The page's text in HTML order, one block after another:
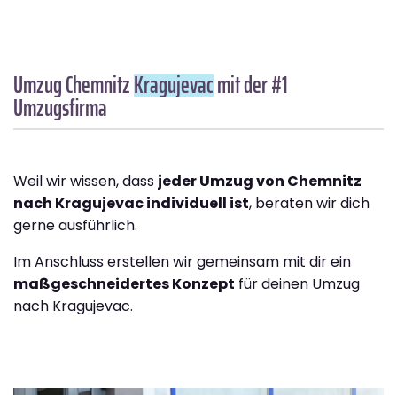
Umzug ChemnitzKragujevacmit der #1
Umzugsfirma
Weil wir wissen, dass jeder Umzug von Chemnitz
nach Kragujevac individuell ist, beraten wir dich
gerne ausführlich.
Im Anschluss erstellen wir gemeinsam mit dir ein
maßgeschneidertes Konzept für deinen Umzug
nach Kragujevac.